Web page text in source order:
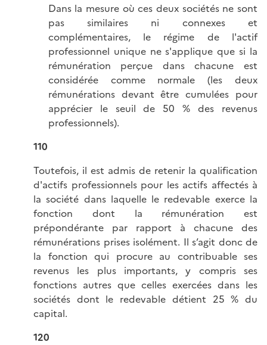
Dans la mesure où ces deux sociétés ne sont
pas similaires ni connexes et
complémentaires, le régime de l'actif
professionnel unique ne s'applique que si la
rémunération perçue dans chacune est
considérée comme normale (les deux
rémunérations devant être cumulées pour
apprécier le seuil de 50 % des revenus
professionnels).
110
Toutefois, il est admis de retenir la qualification
d'actifs professionnels pour les actifs affectés à
la société dans laquelle le redevable exerce la
fonction dont la rémunération est
prépondérante par rapport à chacune des
rémunérations prises isolément. Il s’agit donc de
la fonction qui procure au contribuable ses
revenus les plus importants, y compris ses
fonctions autres que celles exercées dans les
sociétés dont le redevable détient 25 % du
capital.
120